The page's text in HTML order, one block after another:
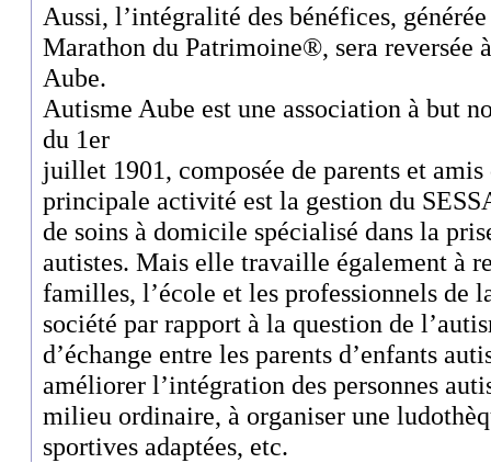
Aussi, l’intégralité des bénéfices,
Marathon du Patrimoine®, sera reversée
Aube.
Autisme Aube est une association à but
du 1er
juillet 1901, composée de parents et amis
principale activité est la gestion du
de soins à domicile spécialisé dans la
autistes. Mais elle travaille également à
familles, l’école et les professionnels de
société par rapport à la question de
d’échange entre les parents d’enfants
améliorer l’intégration des personnes
milieu ordinaire, à organiser une
sportives adaptées, etc.